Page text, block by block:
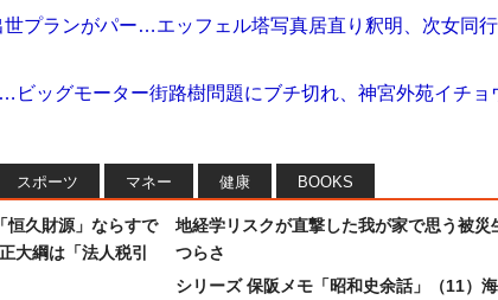
世プランがパー…エッフェル塔写真居直り釈明、次女同
ビッグモーター街路樹問題にブチ切れ、神宮外苑イチョ
スポーツ マネー 健康 BOOKS
恒久財源」ならすで
大綱は「法人税引
地経学リスクが直撃した我が家で思う被災
つらさ
シリーズ 保阪メモ「昭和史余話」（11）